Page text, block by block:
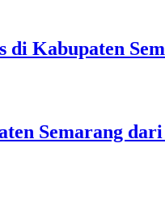
Kabupaten
Semarang